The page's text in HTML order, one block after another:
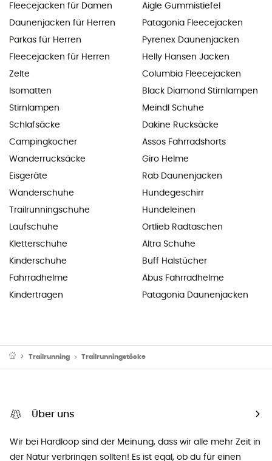
Fleecejacken für Damen
Daunenjacken für Herren
Parkas für Herren
Fleecejacken für Herren
Zelte
Isomatten
Stirnlampen
Schlafsäcke
Campingkocher
Wanderrucksäcke
Eisgeräte
Wanderschuhe
Trailrunningschuhe
Laufschuhe
Kletterschuhe
Kinderschuhe
Fahrradhelme
Kindertragen
Aigle Gummistiefel
Patagonia Fleecejacken
Pyrenex Daunenjacken
Helly Hansen Jacken
Columbia Fleecejacken
Black Diamond Stirnlampen
Meindl Schuhe
Dakine Rucksäcke
Assos Fahrradshorts
Giro Helme
Rab Daunenjacken
Hundegeschirr
Hundeleinen
Ortlieb Radtaschen
Altra Schuhe
Buff Halstücher
Abus Fahrradhelme
Patagonia Daunenjacken
Trailrunning Trailrunningstöcke
Über uns
Wir bei Hardloop sind der Meinung, dass wir alle mehr Zeit in
der Natur verbringen sollten! Es ist egal, ob du für einen